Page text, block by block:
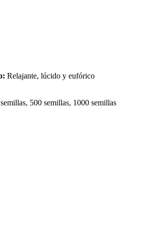
Relajante, lúcido y eufórico
500 semillas, 1000 semillas